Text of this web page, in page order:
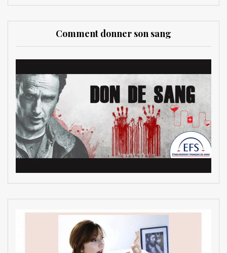
Comment donner son sang